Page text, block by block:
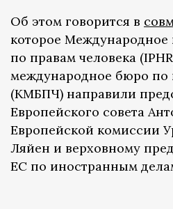
Об этом говорится в
которое Международное
по правам человека
международное бюро по
(КМБПЧ) направили
Европейского совета
Европейской комиссии
Ляйен и верховному
ЕС по иностранным